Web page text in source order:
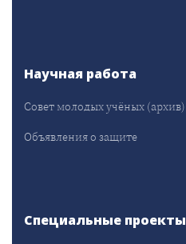
Научная работа
Совет молодых учёных (архив)
Объявления о защите
Специальные проекты